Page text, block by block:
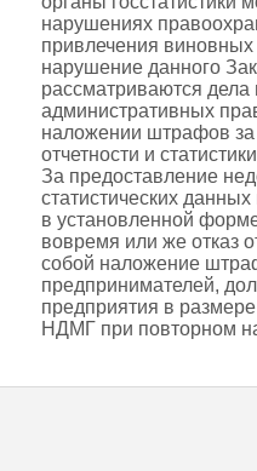
нарушениях
привлечения виновных
нарушение данного
рассматриваются дела
административных
наложении штрафов
отчетности и
За предоставление
статистических
в установленной
вовремя или же отказ
собой наложение
предпринимателей,
предприятия в
НДМГ при повторном